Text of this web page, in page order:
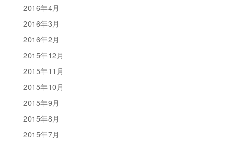
2016年4月
2016年3月
2016年2月
2015年12月
2015年11月
2015年10月
2015年9月
2015年8月
2015年7月